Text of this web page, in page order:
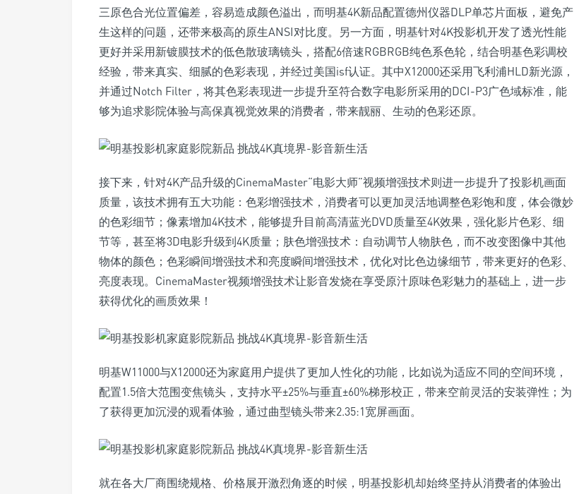
三原色合光位置偏差，容易造成颜色溢出，而明基4K新品配置德州仪器DLP单芯片面板，避免产
生这样的问题，还带来极高的原生ANSI对比度。另一方面，明基针对4K投影机开发了透光性能
更好并采用新镀膜技术的低色散玻璃镜头，搭配6倍速RGBRGB纯色系色轮，结合明基色彩调校
经验，带来真实、细腻的色彩表现，并经过美国isf认证。其中X12000还采用飞利浦HLD新光源，
并通过Notch Filter，将其色彩表现进一步提升至符合数字电影所采用的DCI-P3广色域标准，能
够为追求影院体验与高保真视觉效果的消费者，带来靓丽、生动的色彩还原。
接下来，针对4K产品升级的CinemaMaster“电影大师”视频增强技术则进一步提升了投影机画面
质量，该技术拥有五大功能：色彩增强技术，消费者可以更加灵活地调整色彩饱和度，体会微妙
的色彩细节；像素增加4K技术，能够提升目前高清蓝光DVD质量至4K效果，强化影片色彩、细
节等，甚至将3D电影升级到4K质量；肤色增强技术：自动调节人物肤色，而不改变图像中其他
物体的颜色；色彩瞬间增强技术和亮度瞬间增强技术，优化对比色边缘细节，带来更好的色彩、
亮度表现。CinemaMaster视频增强技术让影音发烧在享受原汁原味色彩魅力的基础上，进一步
获得优化的画质效果！
明基W11000与X12000还为家庭用户提供了更加人性化的功能，比如说为适应不同的空间环境，
配置1.5倍大范围变焦镜头，支持水平±25%与垂直±60%梯形校正，带来空前灵活的安装弹性；为
了获得更加沉浸的观看体验，通过曲型镜头带来2.35:1宽屏画面。
就在各大厂商围绕规格、价格展开激烈角逐的时候，明基投影机却始终坚持从消费者的体验出